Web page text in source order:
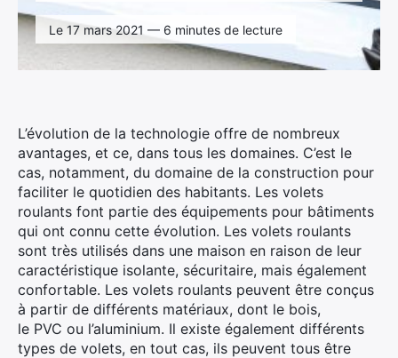
Le 17 mars 2021 — 6 minutes de lecture
L’évolution de la technologie offre de nombreux
avantages, et ce, dans tous les domaines. C’est le
cas, notamment, du domaine de la construction pour
faciliter le quotidien des habitants. Les volets
roulants font partie des équipements pour bâtiments
qui ont connu cette évolution. Les volets roulants
sont très utilisés dans une maison en raison de leur
caractéristique isolante, sécuritaire, mais également
confortable. Les volets roulants peuvent être conçus
à partir de différents matériaux, dont le bois,
le PVC ou l’aluminium. Il existe également différents
types de volets, en tout cas, ils peuvent tous être